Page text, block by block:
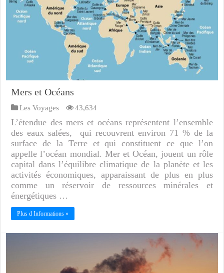
Mers et Océans
Les Voyages 43,634
L’étendue des mers et océans représentent l’ensemble
des eaux salées, qui recouvrent environ 71 % de la
surface de la Terre et qui constituent ce que l’on
appelle l’océan mondial. Mer et Océan, jouent un rôle
capital dans l’équilibre climatique de la planète et les
activités économiques, apparaissant de plus en plus
comme un réservoir de ressources minérales et
énergétiques …
Plus d Informations »